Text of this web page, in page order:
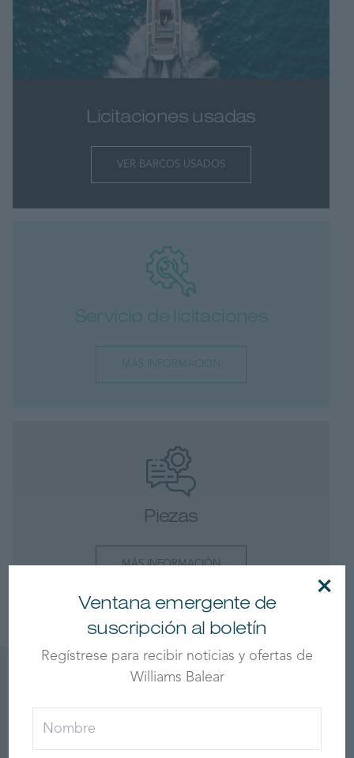
Licitaciones usadas
VER BARCOS USADOS
Servicio de licitaciones
MÁS INFORMACIÓN
Piezas
MÁS INFORMACIÓN
Ventana emergente de
suscripción al boletín
Regístrese para recibir noticias y ofertas de
Williams Balear
×